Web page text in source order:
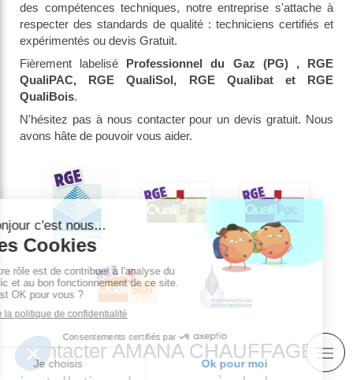
des compétences techniques, notre entreprise s'attache à
respecter des standards de qualité : techniciens certifiés et
expérimentés ou devis Gratuit.
Fièrement labelisé Professionnel du Gaz (PG) , RGE
QualiPAC, RGE QualiSol, RGE Qualibat et RGE
QualiBois.
N'hésitez pas à nous contacter pour un devis gratuit. Nous
avons hâte de pouvoir vous aider.
Contacter AMANA CHAUFFAGE,